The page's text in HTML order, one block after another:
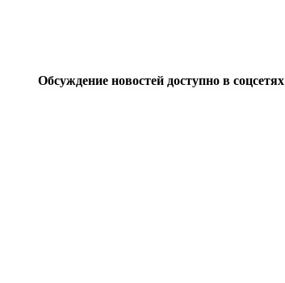
Обсуждение новостей доступно в соцсетях